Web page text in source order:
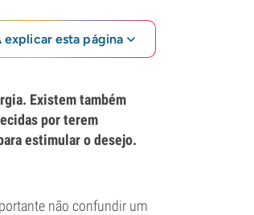
explicar esta página
Existem também
por terem
estimular o desejo.
não confundir um